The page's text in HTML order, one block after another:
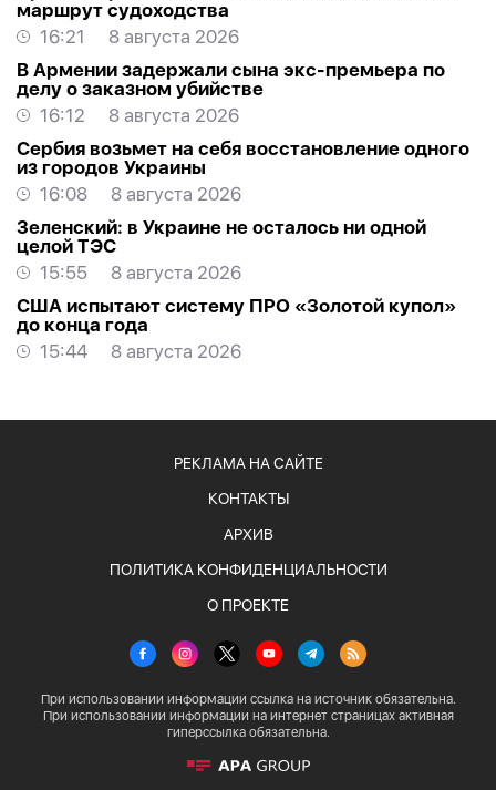
маршрут судоходства
16:21
8 августа 2026
В Армении задержали сына экс-премьера по
делу о заказном убийстве
16:12
8 августа 2026
Сербия возьмет на себя восстановление одного
из городов Украины
16:08
8 августа 2026
Зеленский: в Украине не осталось ни одной
целой ТЭС
15:55
8 августа 2026
США испытают систему ПРО «Золотой купол»
до конца года
15:44
8 августа 2026
РЕКЛАМА НА САЙТЕ
КОНТАКТЫ
АРХИВ
ПОЛИТИКА КОНФИДЕНЦИАЛЬНОСТИ
О ПРОЕКТЕ
При использовании информации ссылка на источник обязательна.
При использовании информации на интернет страницах активная
гиперссылка обязательна.